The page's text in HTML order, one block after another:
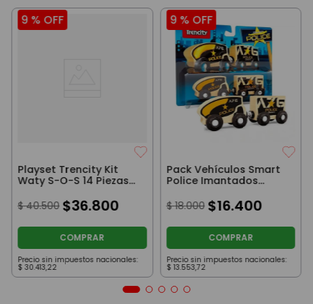
9 % OFF
Playset Trencity Kit
Waty S-O-S 14 Piezas
Original Trencity
$ 40.500 $36.800
COMPRAR
Precio sin impuestos nacionales:
$ 30.413,22
9 % OFF
Pack Vehículos Smart
Police Imantados
$ 18.000 $16.400
COMPRAR
Precio sin impuestos nacionales:
$ 13.553,72